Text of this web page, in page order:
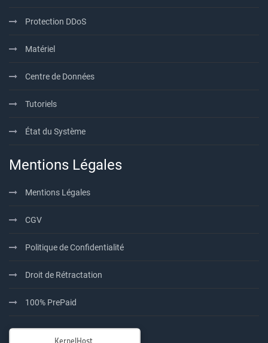
Protection DDoS
Matériel
Centre de Données
Tutoriels
État du Système
Mentions Légales
Mentions Légales
CGV
Politique de Confidentialité
Droit de Rétractation
100% PrePaid